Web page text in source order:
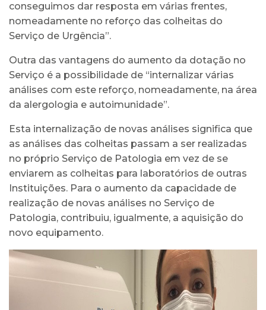
conseguimos dar resposta em várias frentes,
nomeadamente no reforço das colheitas do
Serviço de Urgência”.
Outra das vantagens do aumento da dotação no
Serviço é a possibilidade de “internalizar várias
análises com este reforço, nomeadamente, na área
da alergologia e autoimunidade”.
Esta internalização de novas análises significa que
as análises das colheitas passam a ser realizadas
no próprio Serviço de Patologia em vez de se
enviarem as colheitas para laboratórios de outras
Instituições. Para o aumento da capacidade de
realização de novas análises no Serviço de
Patologia, contribuiu, igualmente, a aquisição do
novo equipamento.